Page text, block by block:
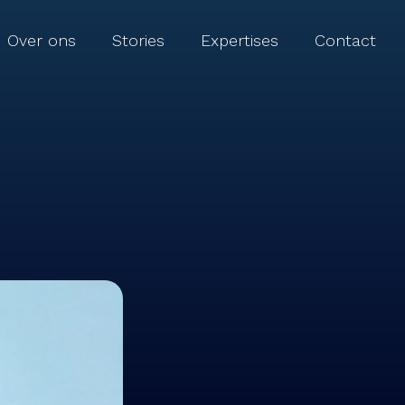
Over ons Stories Expertises Contact